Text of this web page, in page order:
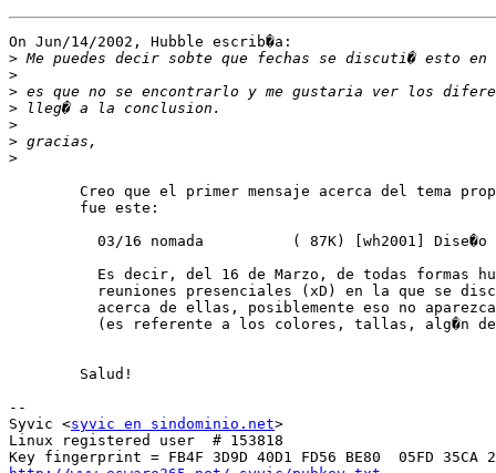
On Jun/14/2002, Hubble escrib�a:
>
>
>
>
>
>
>
--
Syvic <syvic en sindominio.net>
Linux registered user  # 153818